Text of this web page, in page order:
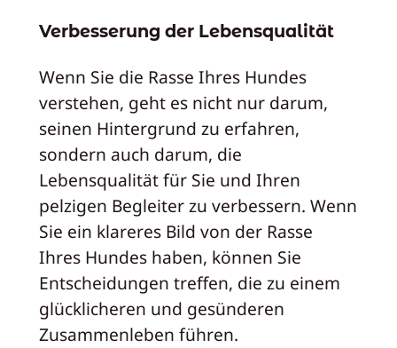
Verbesserung der Lebensqualität
Wenn Sie die Rasse Ihres Hundes
verstehen, geht es nicht nur darum,
seinen Hintergrund zu erfahren,
sondern auch darum, die
Lebensqualität für Sie und Ihren
pelzigen Begleiter zu verbessern. Wenn
Sie ein klareres Bild von der Rasse
Ihres Hundes haben, können Sie
Entscheidungen treffen, die zu einem
glücklicheren und gesünderen
Zusammenleben führen.